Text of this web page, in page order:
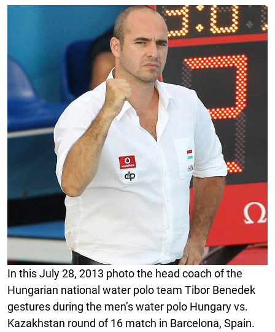
In this July 28, 2013 photo the head coach of the
Hungarian national water polo team Tibor Benedek
gestures during the men’s water polo Hungary vs.
Kazakhstan round of 16 match in Barcelona, Spain.